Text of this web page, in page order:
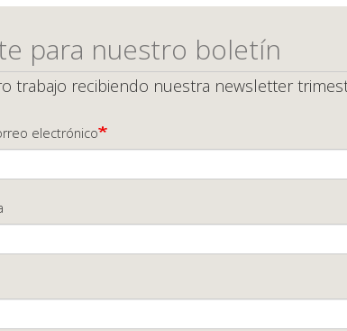
para nuestro boletín
trabajo recibiendo nuestra newsletter
electrónico